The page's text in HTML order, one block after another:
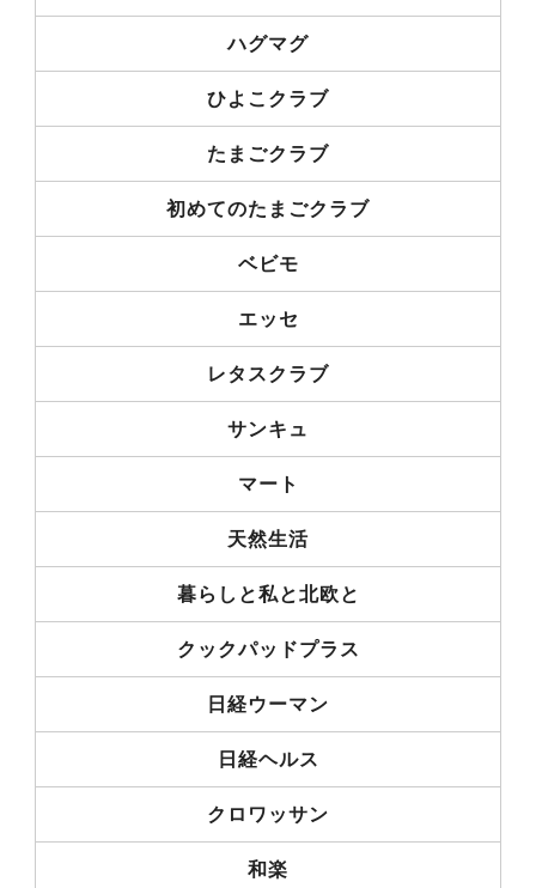
ハグマグ
ひよこクラブ
たまごクラブ
初めてのたまごクラブ
ベビモ
エッセ
レタスクラブ
サンキュ
マート
天然生活
暮らしと私と北欧と
クックパッドプラス
日経ウーマン
日経ヘルス
クロワッサン
和楽